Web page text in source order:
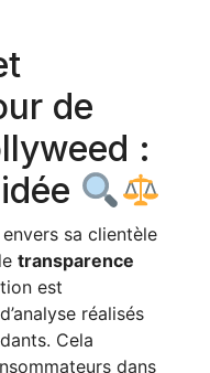
de
:
envers sa clientèle
transparence
est
réalisés
Cela
dans